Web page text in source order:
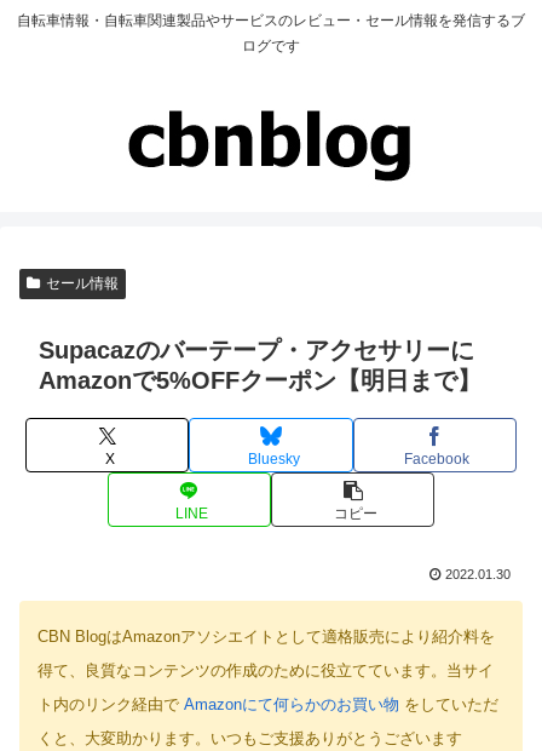
自転車情報・自転車関連製品やサービスのレビュー・セール情報を発信するブ
ログです
セール情報
Supacazのバーテープ・アクセサリーに
Amazonで5%OFFクーポン【明日まで】
X Bluesky Facebook
LINE コピー
2022.01.30
CBN BlogはAmazonアソシエイトとして適格販売により紹介料を
得て、良質なコンテンツの作成のために役立てています。当サイ
ト内のリンク経由で Amazonにて何らかのお買い物 をしていただ
くと、大変助かります。いつもご支援ありがとうございます